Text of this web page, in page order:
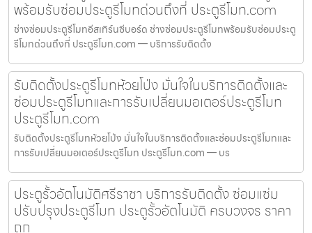
พร้อมรับซ่อมประตูรีโมทด่วนถึงที่ ประตูรีโมท.com
ช่างซ่อมประตูรีโมทอีสเทิร์นซีบอร์ด ช่างซ่อมประตูรีโมทพร้อมรับซ่อมประตู
รีโมทด่วนถึงที่ ประตูรีโมท.com — บริการรับติดตั้ง
รับติดตั้งประตูรีโมทห้วยโป่ง มั่นใจในบริการติดตั้งและ
ซ่อมประตูรีโมทและการรับเปลี่ยนมอเตอร์ประตูรีโมท
ประตูรีโมท.com
รับติดตั้งประตูรีโมทห้วยโป่ง มั่นใจในบริการติดตั้งและซ่อมประตูรีโมทและ
การรับเปลี่ยนมอเตอร์ประตูรีโมท ประตูรีโมท.com — บร
ประตูรั้วอัตโนมัติศรีราชา บริการรับติดตั้ง ซ่อมแซ่ม
ปรับปรุงประตูรีโมท ประตูรั้วอัตโนมัติ ครบวงจร ราคา
ถูก